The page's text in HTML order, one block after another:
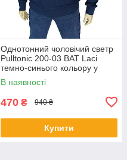
Однотонний чоловічий светр
Pulltonic 200-03 BAT Laci
темно-синього кольору у
великому розмірі
В наявності
470 ₴ 940 ₴
Купити